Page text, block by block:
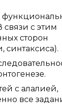
с этим
сторон
синтаксиса).
с алалией,
все